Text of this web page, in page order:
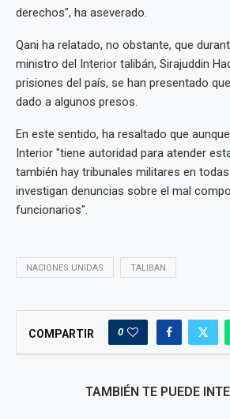
derechos", ha aseverado.
Qani ha relatado, no obstante, que
ministro del Interior talibán, Sirajuddin
prisiones del país, se han presentado
dado a algunos presos.
En este sentido, ha resaltado que
Interior "tiene autoridad para atender
también hay tribunales militares en
investigan denuncias sobre el mal
funcionarios".
NACIONES UNIDAS TALIBAN
COMPARTIR 0
TAMBIÉN TE PUEDE